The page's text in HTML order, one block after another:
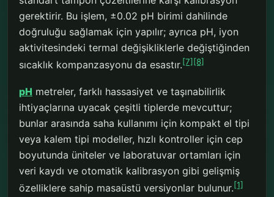
gerektirir. Bu işlem, ±0.02 pH birimi dahilinde
doğruluğu sağlamak için yapılır; ayrıca pH, iyon
aktivitesindeki termal değişikliklerle değiştiğinden
sıcaklık kompanzasyonu da esastır.[7] [8]
pH metreler, farklı hassasiyet ve taşınabilirlik
ihtiyaçlarına uyacak çeşitli tiplerde mevcuttur;
bunlar arasında saha kullanımı için kompakt el tipi
veya kalem tipi modeller, hızlı kontroller için cep
boyutunda üniteler ve laboratuvar ortamları için
veri kaydı ve otomatik kalibrasyon gibi gelişmiş
özelliklere sahip masaüstü versiyonlar bulunur.[1]